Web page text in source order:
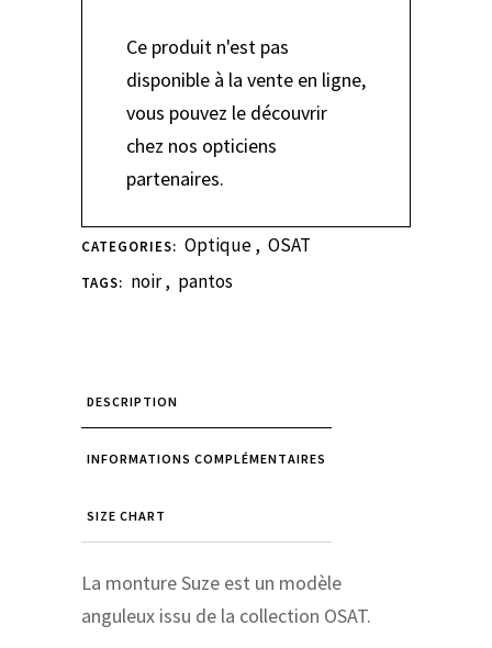
Ce produit n'est pas
disponible à la vente en ligne,
vous pouvez le découvrir
chez nos opticiens
partenaires.
CATEGORIES: Optique, OSAT
TAGS: noir, pantos
DESCRIPTION
INFORMATIONS COMPLÉMENTAIRES
SIZE CHART
La monture Suze est un modèle
anguleux issu de la collection OSAT.